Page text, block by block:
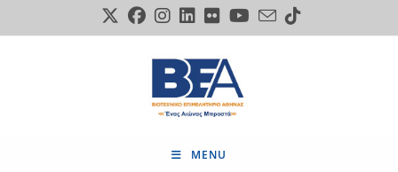
to
MENU